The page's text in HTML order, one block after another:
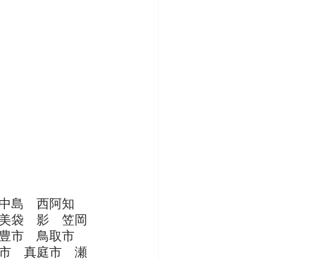
島　西阿知
袋　影　笠岡
市　鳥取市
　真庭市　瀬